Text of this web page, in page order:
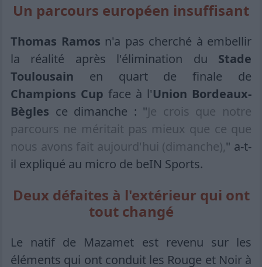
Un parcours européen insuffisant
Thomas Ramos n'a pas cherché à embellir
la réalité après l'élimination du Stade
Toulousain en quart de finale de
Champions Cup face à l'Union Bordeaux-
Bègles ce dimanche : "Je crois que notre
parcours ne méritait pas mieux que ce que
nous avons fait aujourd'hui (dimanche)," a-t-
il expliqué au micro de beIN Sports.
Deux défaites à l'extérieur qui ont
tout changé
Le natif de Mazamet est revenu sur les
éléments qui ont conduit les Rouge et Noir à